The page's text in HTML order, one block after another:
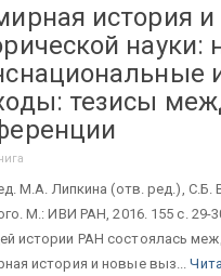
история
науки:
тезисы
М.А. Липкина (отв. ред.), С.Б.
М.: ИВИ РАН, 2016. 155 с. 29-
истории РАН состоялась
история и новые выз...